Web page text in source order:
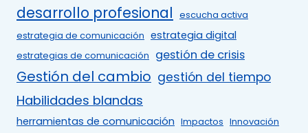
desarrollo profesional escucha activa
estrategia de comunicación estrategia digital
estrategias de comunicación gestión de crisis
Gestión del cambio gestión del tiempo
Habilidades blandas
herramientas de comunicación Impactos Innovación